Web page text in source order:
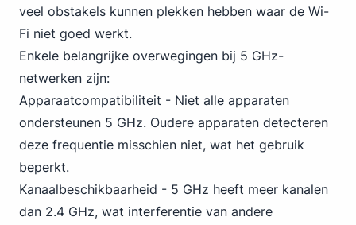
veel obstakels kunnen plekken hebben waar de Wi-
Fi niet goed werkt.
Enkele belangrijke overwegingen bij 5 GHz-
netwerken zijn:
Apparaatcompatibiliteit - Niet alle apparaten
ondersteunen 5 GHz. Oudere apparaten detecteren
deze frequentie misschien niet, wat het gebruik
beperkt.
Kanaalbeschikbaarheid - 5 GHz heeft meer kanalen
dan 2.4 GHz, wat interferentie van andere